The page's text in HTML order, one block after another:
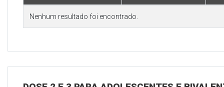
Nenhum resultado foi encontrado.